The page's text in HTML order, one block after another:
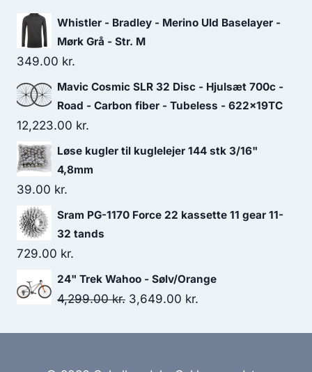
Whistler - Bradley - Merino Uld Baselayer -
Mørk Grå - Str. M
349.00 kr.
Mavic Cosmic SLR 32 Disc - Hjulsæt 700c -
Road - Carbon fiber - Tubeless - 622x19TC
12,223.00 kr.
Løse kugler til kuglelejer 144 stk 3/16"
4,8mm
39.00 kr.
Sram PG-1170 Force 22 kassette 11 gear 11-
32 tands
729.00 kr.
24" Trek Wahoo - Sølv/Orange
4,299.00kr. Original
3,649.00 kr.